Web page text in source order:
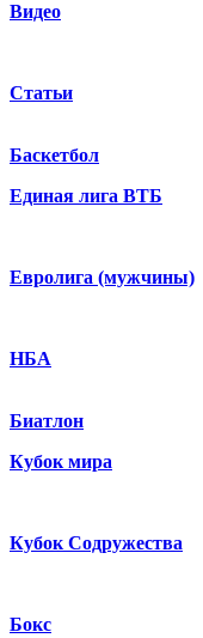
Видео
Статьи
Баскетбол
Единая лига ВТБ
Евролига (мужчины)
НБА
Биатлон
Кубок мира
Кубок Содружества
Бокс